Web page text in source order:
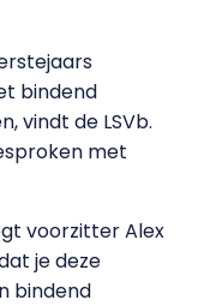
bindend
vindt de LSVb.
met
voorzitter Alex
je deze
bindend